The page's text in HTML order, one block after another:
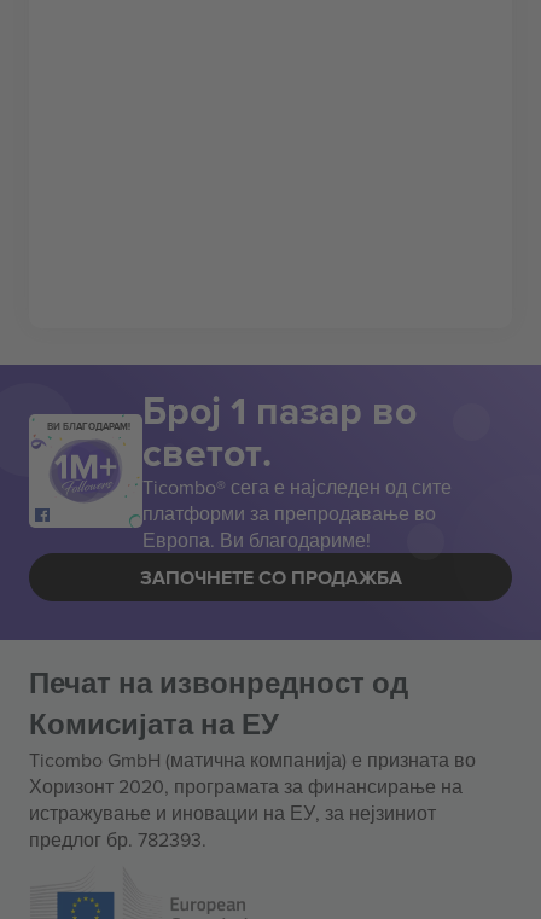
ВИ БЛАГОДАРАМ! Број 1 пазар во
светот.
Ticombo® сега е најследен од сите
платформи за препродавање во
Европа. Ви благодариме!
ЗАПОЧНЕТЕ СО ПРОДАЖБА
Печат на извонредност од
Комисијата на ЕУ
Ticombo GmbH (матична компанија) е призната во
Хоризонт 2020, програмата за финансирање на
истражување и иновации на ЕУ, за нејзиниот
предлог бр. 782393.